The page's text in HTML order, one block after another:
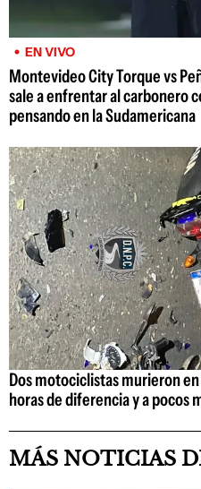
EN VIVO
Montevideo City Torque vs
sale a enfrentar al carbonero
pensando en la Sudamericana
Dos motociclistas murieron
horas de diferencia y a pocos
MÁS NOTICIAS